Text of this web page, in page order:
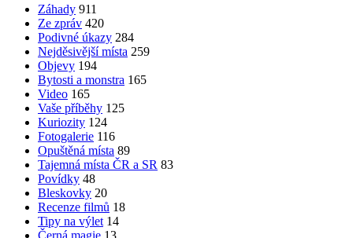
Záhady 911
Ze zpráv 420
Podivné úkazy 284
Nejděsivější místa 259
Objevy 194
Bytosti a monstra 165
Video 165
Vaše příběhy 125
Kuriozity 124
Fotogalerie 116
Opuštěná místa 89
Tajemná místa ČR a SR 83
Povídky 48
Bleskovky 20
Recenze filmů 18
Tipy na výlet 14
Černá magie 13